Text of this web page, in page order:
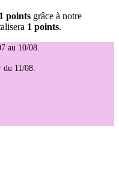
1 points grâce à notre
1 points.
au 10/08.
du 11/08.